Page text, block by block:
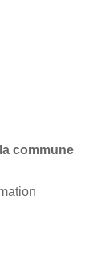
commune